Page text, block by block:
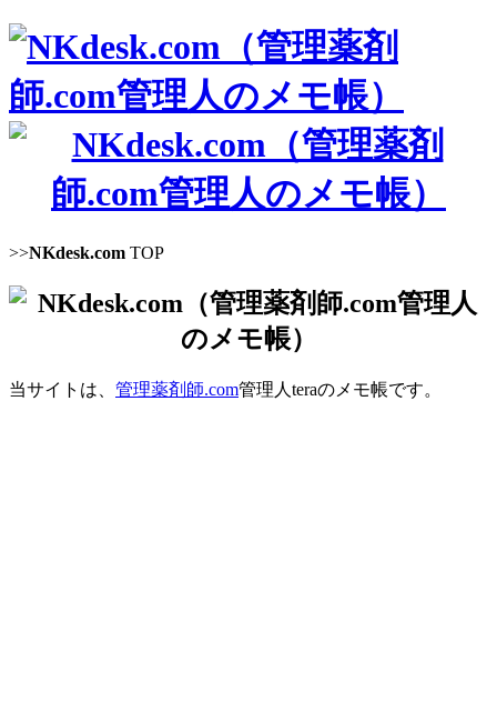
>>NKdesk.com TOP
当サイトは、 管理薬剤師.com管理人teraのメモ帳です。